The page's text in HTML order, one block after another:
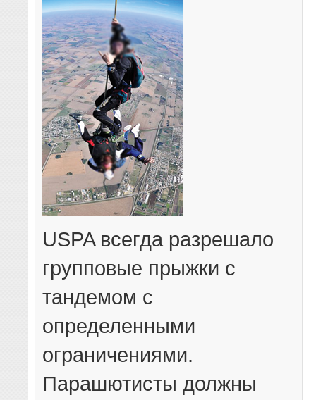
USPA всегда разрешало
групповые прыжки с
тандемом с
определенными
ограничениями.
Парашютисты должны